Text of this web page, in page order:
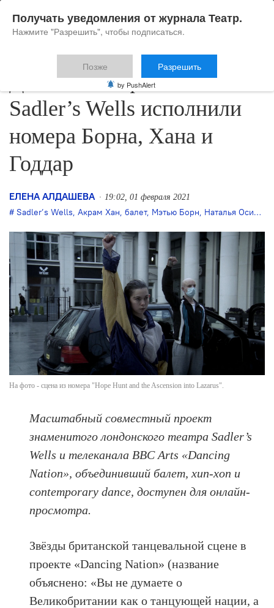
Для онлайн-фестиваля в
Sadler’s Wells исполнили
номера Борна, Хана и
Годдар
ЕЛЕНА АЛДАШЕВА 19:02, 01 февраля 2021
Sadler’s Wells, Акрам Хан, балет, Мэтью Борн, Наталья Осипова
На фото - сцена из номера "Hope Hunt and the Ascension into Lazarus".
Масштабный совместный проект
знаменитого лондонского театра Sadler’s
Wells и телеканала BBC Arts «Dancing
Nation», объединивший балет, хип-хоп и
contemporary dance, доступен для онлайн-
просмотра.
Звёзды британской танцевальной сцене в
проекте «Dancing Nation» (название
объяснено: «Вы не думаете о
Великобритании как о танцующей нации, а
Получать уведомления от журнала Театр.
Нажмите "Разрешить", чтобы подписаться.
Позже Разрешить
by PushAlert